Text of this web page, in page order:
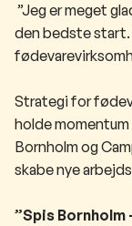
”Jeg er meget
den bedste start.
Strategi for
holde
Bornholm og
skabe nye
”Spis